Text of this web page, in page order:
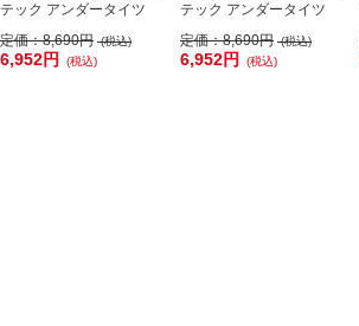
テック アンダータイツ
定価：8,690円 (税込)
6,952円 (税込)
テック アンダータイツ
定価：8,690円 (税込)
6,952円 (税込)